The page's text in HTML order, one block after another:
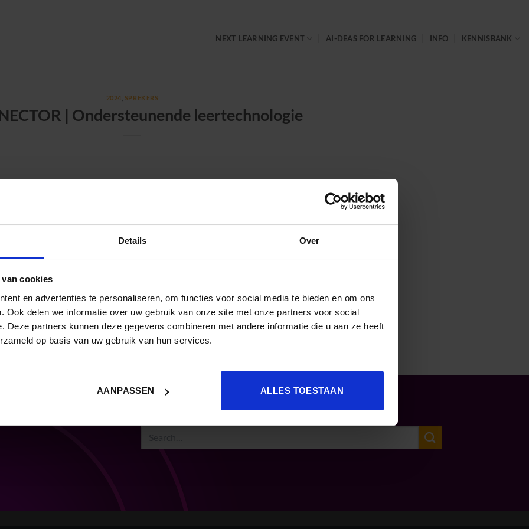
Details Over
cookies
en advertenties te personaliseren, om functies voor social media te bieden en om ons
Ook delen we informatie over uw gebruik van onze site met onze partners voor social
Deze partners kunnen deze gegevens combineren met andere informatie die u aan ze heeft
op basis van uw gebruik van hun services.
AANPASSEN ALLES TOESTAAN
NEXT LEARNING EVENT AI-DEAS FOR LEARNING INFO KENNISBANK
2024 SPREKERS
| Ondersteunende leertechnologie
echte L&D AI-assistent op het hoofdpodium! Marcel vertelt je meer over hoe deze
e-learning adviseur